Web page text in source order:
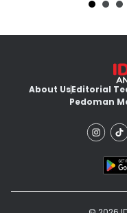
About UsEditorial
Pedoman